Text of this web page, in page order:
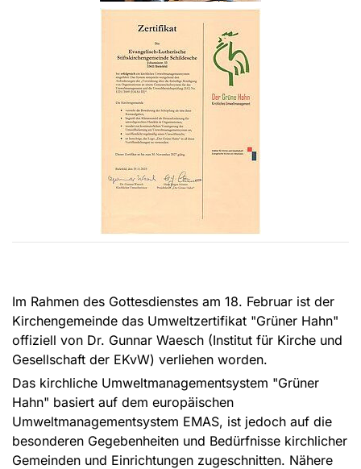
Im Rahmen des Gottesdienstes am 18. Februar ist der
Kirchengemeinde das Umweltzertifikat "Grüner Hahn"
offiziell von Dr. Gunnar Waesch (Institut für Kirche und
Gesellschaft der EKvW) verliehen worden.
Das kirchliche Umweltmanagementsystem "Grüner
Hahn" basiert auf dem europäischen
Umweltmanagementsystem EMAS, ist jedoch auf die
besonderen Gegebenheiten und Bedürfnisse kirchlicher
Gemeinden und Einrichtungen zugeschnitten. Nähere